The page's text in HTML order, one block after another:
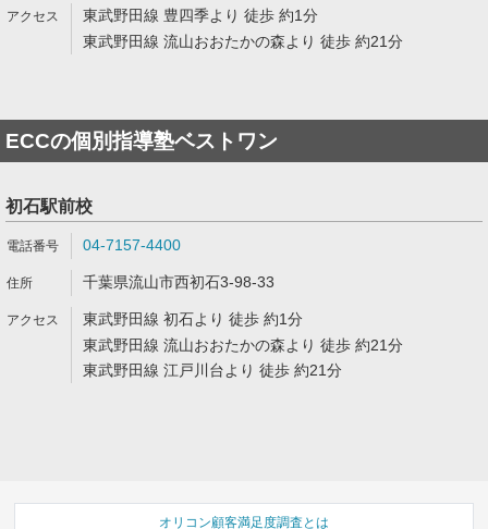
東武野田線 豊四季より 徒歩 約1分
東武野田線 流山おおたかの森より 徒歩 約21分
ECCの個別指導塾ベストワン
初石駅前校
04-7157-4400
千葉県流山市西初石3-98-33
東武野田線 初石より 徒歩 約1分
東武野田線 流山おおたかの森より 徒歩 約21分
東武野田線 江戸川台より 徒歩 約21分
オリコン顧客満足度調査とは